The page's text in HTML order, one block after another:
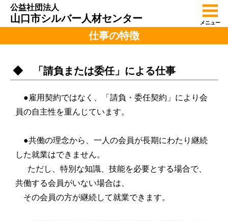
公益社団法人
山口市シルバー人材センター メニュー
仕事の特徴
◆ 「請負または委任」による仕事
●雇用契約ではなく、「請負・委任契約」により会
員の自主性を重んじています。
●共働の理念から、一人の会員が長期にわたり継続
した就業はできません。
ただし、特別な知識、技能を必要とする場合で、
共働する会員がいない場合は、
その会員の方が継続して就業できます。